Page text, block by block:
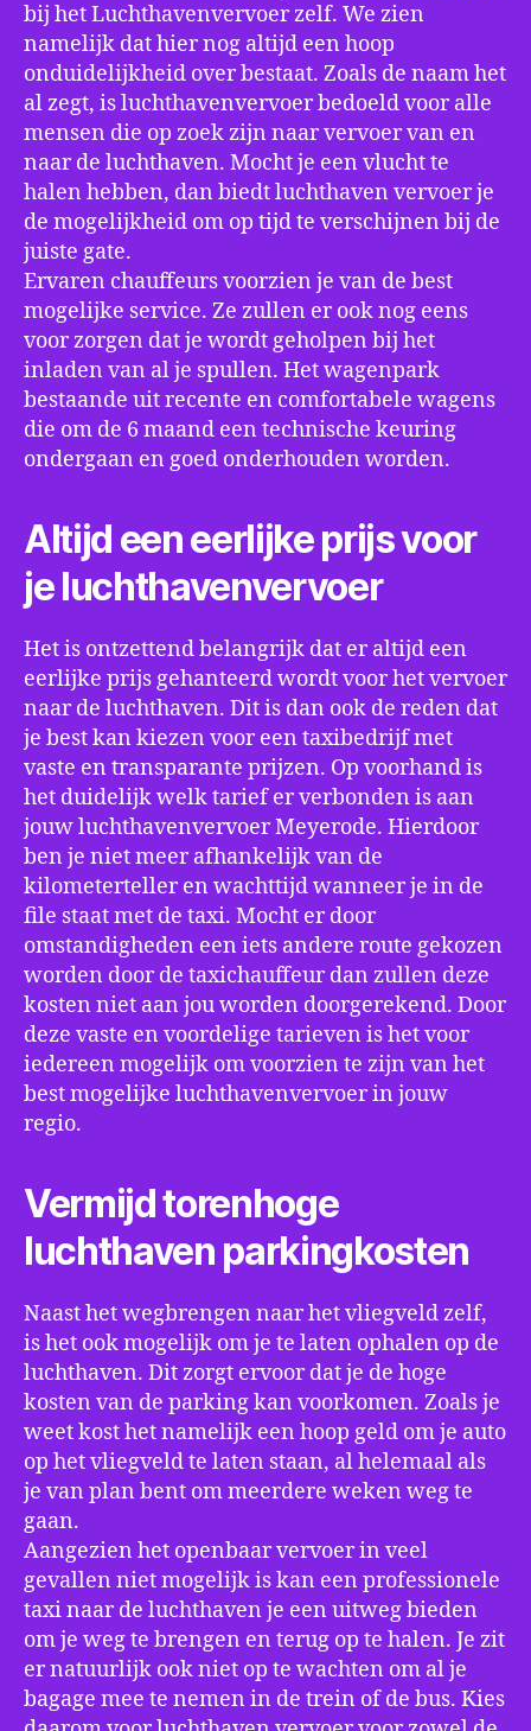
bij het Luchthavenvervoer zelf. We zien
namelijk dat hier nog altijd een hoop
onduidelijkheid over bestaat. Zoals de naam het
al zegt, is luchthavenvervoer bedoeld voor alle
mensen die op zoek zijn naar vervoer van en
naar de luchthaven. Mocht je een vlucht te
halen hebben, dan biedt luchthaven vervoer je
de mogelijkheid om op tijd te verschijnen bij de
juiste gate.
Ervaren chauffeurs voorzien je van de best
mogelijke service. Ze zullen er ook nog eens
voor zorgen dat je wordt geholpen bij het
inladen van al je spullen. Het wagenpark
bestaande uit recente en comfortabele wagens
die om de 6 maand een technische keuring
ondergaan en goed onderhouden worden.
Altijd een eerlijke prijs voor
je luchthavenvervoer
Het is ontzettend belangrijk dat er altijd een
eerlijke prijs gehanteerd wordt voor het vervoer
naar de luchthaven. Dit is dan ook de reden dat
je best kan kiezen voor een taxibedrijf met
vaste en transparante prijzen. Op voorhand is
het duidelijk welk tarief er verbonden is aan
jouw luchthavenvervoer Meyerode. Hierdoor
ben je niet meer afhankelijk van de
kilometerteller en wachttijd wanneer je in de
file staat met de taxi. Mocht er door
omstandigheden een iets andere route gekozen
worden door de taxichauffeur dan zullen deze
kosten niet aan jou worden doorgerekend. Door
deze vaste en voordelige tarieven is het voor
iedereen mogelijk om voorzien te zijn van het
best mogelijke luchthavenvervoer in jouw
regio.
Vermijd torenhoge
luchthaven parkingkosten
Naast het wegbrengen naar het vliegveld zelf,
is het ook mogelijk om je te laten ophalen op de
luchthaven. Dit zorgt ervoor dat je de hoge
kosten van de parking kan voorkomen. Zoals je
weet kost het namelijk een hoop geld om je auto
op het vliegveld te laten staan, al helemaal als
je van plan bent om meerdere weken weg te
gaan.
Aangezien het openbaar vervoer in veel
gevallen niet mogelijk is kan een professionele
taxi naar de luchthaven je een uitweg bieden
om je weg te brengen en terug op te halen. Je zit
er natuurlijk ook niet op te wachten om al je
bagage mee te nemen in de trein of de bus. Kies